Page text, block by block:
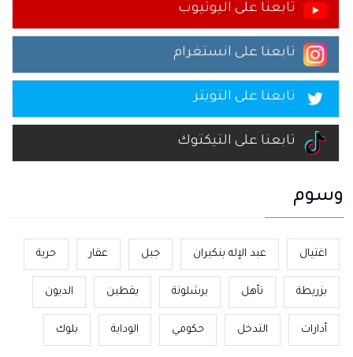
تابعنا على اليوتيوب
تابعنا على انستغرام
تابعنا على التويتر
تابعنا على التيكتوك
وسوم
اغتيال عبد الإله بنكيران جبل عقار حرية
بزريطة تأهل برشلونة يقطين الديون
أدارات التدخل حكومي الوداية بلوك